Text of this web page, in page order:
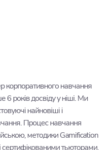
корпоративного навчання
6 років досвіду у ніші. Ми
найновіші і
Процес навчання
методики Gamification
сертифікованими тьюторами.